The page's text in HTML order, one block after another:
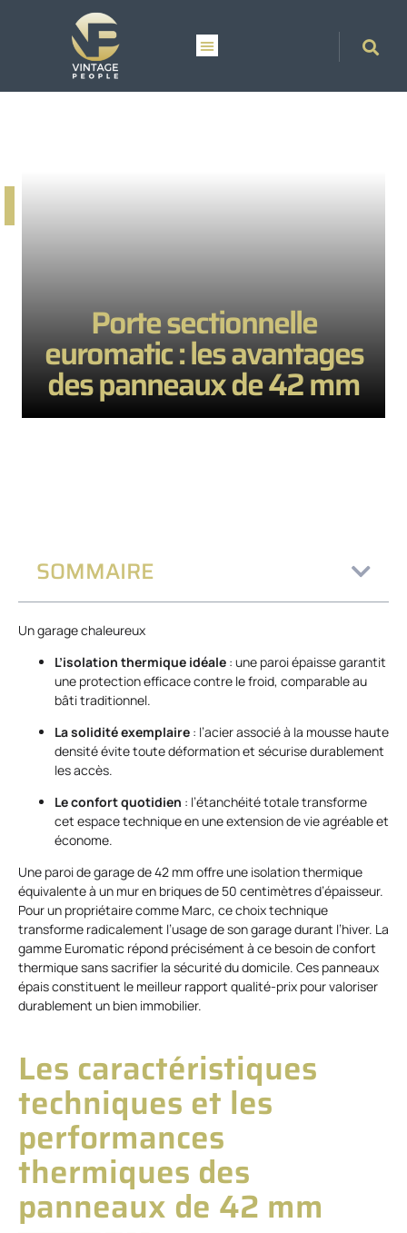
Porte sectionnelle
euromatic : les avantages
des panneaux de 42 mm
SOMMAIRE
Un garage chaleureux
L’isolation thermique idéale : une paroi épaisse garantit
une protection efficace contre le froid, comparable au
bâti traditionnel.
La solidité exemplaire : l’acier associé à la mousse haute
densité évite toute déformation et sécurise durablement
les accès.
Le confort quotidien : l’étanchéité totale transforme
cet espace technique en une extension de vie agréable et
économe.
Une paroi de garage de 42 mm offre une isolation thermique
équivalente à un mur en briques de 50 centimètres d’épaisseur.
Pour un propriétaire comme Marc, ce choix technique
transforme radicalement l’usage de son garage durant l’hiver. La
gamme Euromatic répond précisément à ce besoin de confort
thermique sans sacrifier la sécurité du domicile. Ces panneaux
épais constituent le meilleur rapport qualité-prix pour valoriser
durablement un bien immobilier.
Les caractéristiques
techniques et les
performances
thermiques des
panneaux de 42 mm